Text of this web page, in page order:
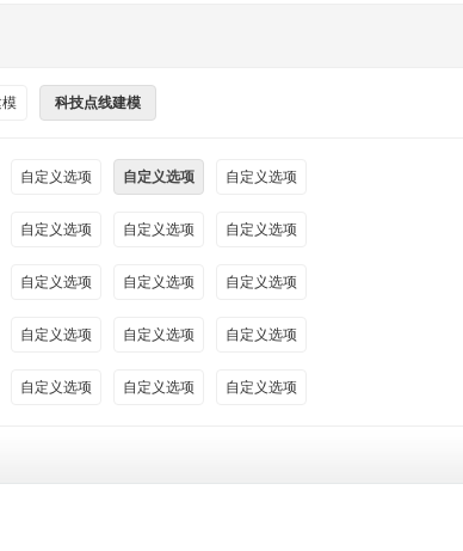
模 科技点线建模
自定义选项 自定义选项 自定义选项
自定义选项 自定义选项 自定义选项
自定义选项 自定义选项 自定义选项
自定义选项 自定义选项 自定义选项
自定义选项 自定义选项 自定义选项